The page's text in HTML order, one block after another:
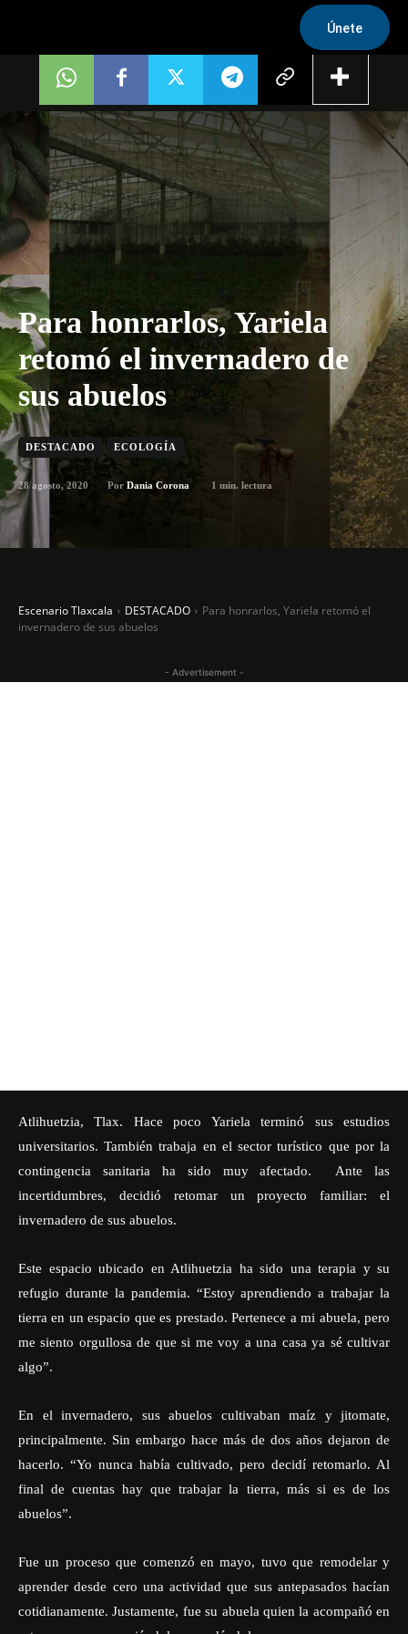
Únete
Para honrarlos, Yariela
retomó el invernadero de
sus abuelos
DESTACADO ECOLOGÍA
28 agosto, 2020 Por Dania Corona 1 min. lectura
Escenario Tlaxcala DESTACADO
Para honrarlos, Yariela retomó el
invernadero de sus abuelos
- Advertisement -
Atlihuetzia, Tlax. Hace poco Yariela terminó sus estudios
universitarios. También trabaja en el sector turístico que por la
contingencia sanitaria ha sido muy afectado. Ante las
incertidumbres, decidió retomar un proyecto familiar: el
invernadero de sus abuelos.
Este espacio ubicado en Atlihuetzia ha sido una terapia y su
refugio durante la pandemia. “Estoy aprendiendo a trabajar la
tierra en un espacio que es prestado. Pertenece a mi abuela, pero
me siento orgullosa de que si me voy a una casa ya sé cultivar
algo”.
En el invernadero, sus abuelos cultivaban maíz y jitomate,
principalmente. Sin embargo hace más de dos años dejaron de
hacerlo. “Yo nunca había cultivado, pero decidí retomarlo. Al
final de cuentas hay que trabajar la tierra, más si es de los
abuelos”.
Fue un proceso que comenzó en mayo, tuvo que remodelar y
aprender desde cero una actividad que sus antepasados hacían
cotidianamente. Justamente, fue su abuela quien la acompañó en